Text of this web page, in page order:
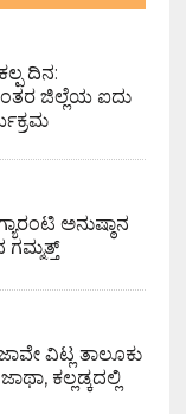
ದಿನ:
ಜಿಲ್ಲೆಯ ಐದು
ಅನುಷ್ಠಾನ
ವಿಟ್ಲ ತಾಲೂಕು
ಕಲ್ಲಡ್ಕದಲ್ಲಿ